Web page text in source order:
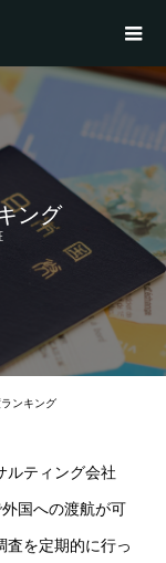
ング
ンキング
ルティング会社
国への渡航が可
査を定期的に行っ